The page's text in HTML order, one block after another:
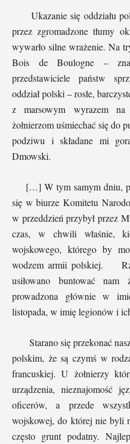
Ukazanie się oddziału
przez zgromadzone
wywarło silne wrażenie. Na
Bois de Boulogne –
przedstawiciele państw
oddział polski – rosłe,
z marsowym wyrazem na
żołnierzom uśmiechać się do
podziwu i składane mi
Dmowski.
[…] W tym samym dniu,
się w biurze Komitetu
w przeddzień przybył przez
czas, w chwili właśnie,
wojskowego, którego by
wodzem armii polskiej.
usiłowano buntować nam
prowadzona głównie w
listopada, w imię legionów i
Starano się przekonać
polskim, że są czymś w
francuskiej. U żołnierzy
urządzenia, nieznajomość
oficerów, a przede
wojskowej, do której nie byli
często grunt podatny.